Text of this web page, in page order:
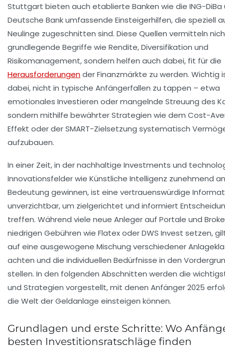
Stuttgart bieten auch etablierte Banken wie die ING-DiBa
Deutsche Bank umfassende Einsteigerhilfen, die speziell
Neulinge zugeschnitten sind. Diese Quellen vermitteln
grundlegende Begriffe wie Rendite, Diversifikation und
Risikomanagement, sondern helfen auch dabei, fit für die
Herausforderungender Finanzmärkte zu werden. Wichtig
dabei, nicht in typische Anfängerfallen zu tappen – etwa
emotionales Investieren oder mangelnde Streuung des
sondern mithilfe bewährter Strategien wie dem Cost-
Effekt oder der SMART-Zielsetzung systematisch
aufzubauen.
In einer Zeit, in der nachhaltige Investments und
Innovationsfelder wie Künstliche Intelligenz zunehmend an
Bedeutung gewinnen, ist eine vertrauenswürdige
unverzichtbar, um zielgerichtet und informiert
treffen. Während viele neue Anleger auf Portale und
niedrigen Gebühren wie Flatex oder DWS Invest setzen,
auf eine ausgewogene Mischung verschiedener
achten und die individuellen Bedürfnisse in den
stellen. In den folgenden Abschnitten werden die
und Strategien vorgestellt, mit denen Anfänger 2025
die Welt der Geldanlage einsteigen können.
Grundlagen und erste Schritte: Wo
besten Investitionsratschläge finden